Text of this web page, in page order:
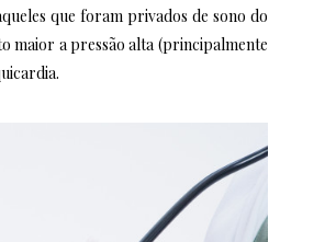
que foram privados de sono do
maior a pressão alta (principalmente